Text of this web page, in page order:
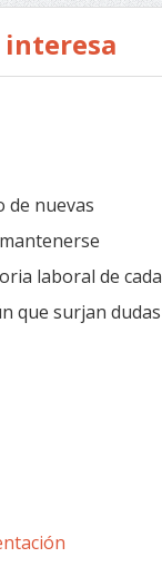
interesa
de nuevas
laboral de cada
que surjan dudas